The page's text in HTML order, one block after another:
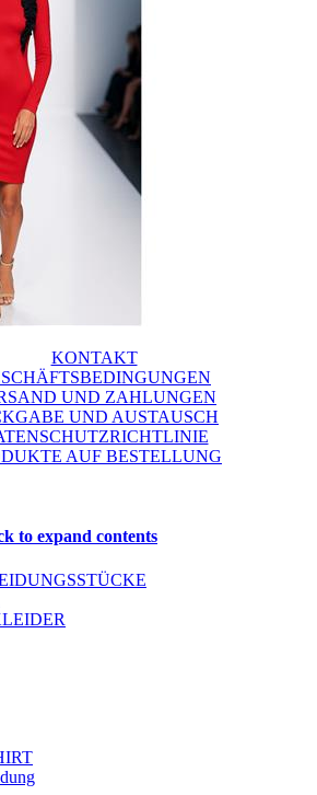
KONTAKT
UND ZAHLUNGEN
UND AUSTAUSCH
AUF BESTELLUNG
to expand contents